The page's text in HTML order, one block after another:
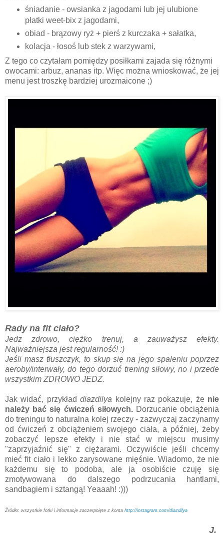
śniadanie - owsianka z jagodami lub jej ulubione
płatki weet-bix z jagodami,
obiad - brązowy ryż + pierś z kurczaka + sałatka,
kolacja - łosoś lub stek z warzywami,
Z tego co czytałam pomiędzy posiłkami zajada się różnymi
owocami: arbuz, ananas itp. Więc można wnioskować, że jej
menu jest troszkę bardziej urozmaicone ;)
Rady na fit ciało?
Jedz zdrowo, ciężko trenuj, a zauważysz efekty.
Najważniejsza jest regularność! :)
Jeśli masz tłuszczyk, to skup się na jego spaleniu poprzez
aeroby/interwały, do tego dorzuć trening siłowy, no i przede
wszystkim ZDROWO JEDZ.
Jak widać, przykładdiazdilya kolejny raz pokazuje, że nie
należy bać się ćwiczeń siłowych. Dorzucanie obciążenia
do treningu to naturalna kolej rzeczy - zazwyczaj zaczynamy
od ćwiczeń z obciążeniem swojego ciała, a później, żeby
zobaczyć lepsze efekty i nie stać w miejscu musimy
"zaprzyjaźnić się" z ciężarami. Oczywiście jeśli chcemy
mieć fit ciało i lekko zarysowane mięśnie. Wiadomo, że nie
każdemu się to podoba, ale ja osobiście czuję się
zmotywowana do dalszego podrzucania hantlami,
sandbagiem i sztangą! Yeaaah! :)))
Źródło: wszystkie fotki i informacje zaczerpnięte z konta http://instagram.com/diazdilya
J.